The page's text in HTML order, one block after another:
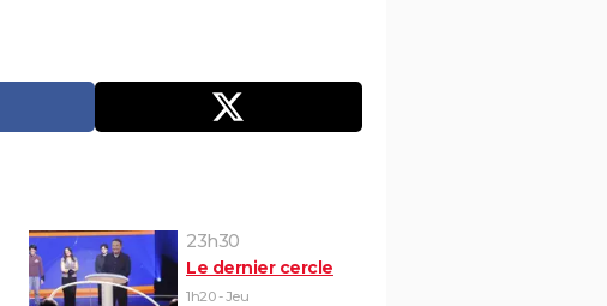
23h30
Le dernier cercle
1h20 - Jeu